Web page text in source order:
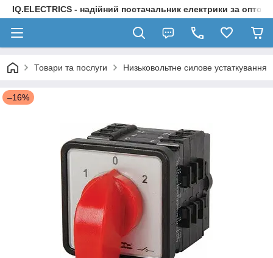
IQ.ELECTRICS - надійний постачальник електрики за
Товари та послуги Низьковольтне силове устаткування
–16%